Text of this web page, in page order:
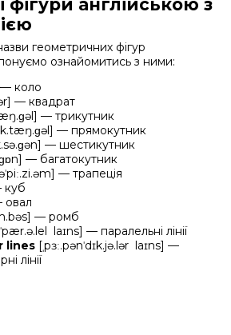
фігури англійською з
геометричних фігур
ознайомитись з ними:
— коло
— квадрат
— трикутник
— прямокутник
— шестикутник
— багатокутник
— трапеція
куб
овал
— ромб
laɪns] — паралельні лінії
lines [ˌpɜː.pənˈdɪk.jə.lər laɪns] —
лінії